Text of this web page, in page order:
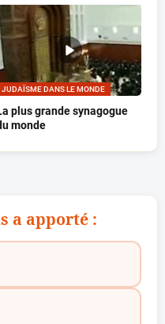
JUDAÏSME DANS LE MONDE
plus grande synagogue
monde
a apporté :